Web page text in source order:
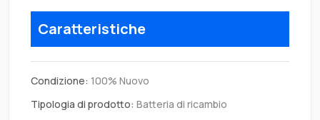
Caratteristiche
Condizione: 100% Nuovo
Tipologia di prodotto: Batteria di ricambio